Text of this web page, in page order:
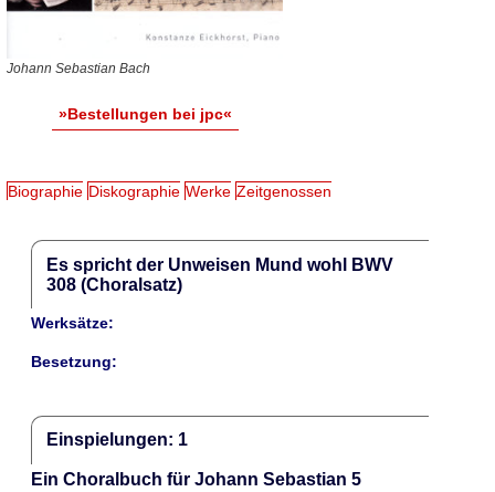
Johann Sebastian Bach
»Bestellungen bei jpc«
Biographie Diskographie Werke Zeitgenossen
Es spricht der Unweisen Mund wohl BWV
308 (Choralsatz)
Werksätze:
Besetzung:
Einspielungen: 1
Ein Choralbuch für Johann Sebastian 5